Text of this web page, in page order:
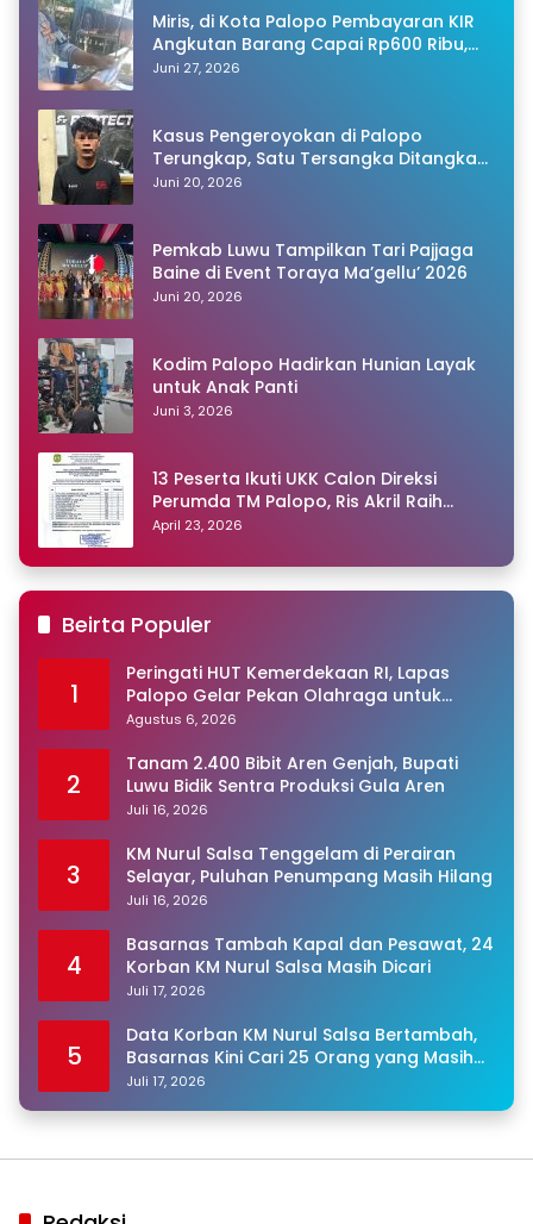
Miris, di Kota Palopo Pembayaran KIR
Angkutan Barang Capai Rp600 Ribu,
Warganet Pertanyakan Dugaan Pungli
Juni 27, 2026
Kasus Pengeroyokan di Palopo
Terungkap, Satu Tersangka Ditangkap
Polisi
Juni 20, 2026
Pemkab Luwu Tampilkan Tari Pajjaga
Baine di Event Toraya Ma’gellu’ 2026
Juni 20, 2026
Kodim Palopo Hadirkan Hunian Layak
untuk Anak Panti
Juni 3, 2026
13 Peserta Ikuti UKK Calon Direksi
Perumda TM Palopo, Ris Akril Raih
Peringkat Pertama
April 23, 2026
Beirta Populer
1
Peringati HUT Kemerdekaan RI, Lapas
Palopo Gelar Pekan Olahraga untuk
Warga Binaan
Agustus 6, 2026
2
Tanam 2.400 Bibit Aren Genjah, Bupati
Luwu Bidik Sentra Produksi Gula Aren
Juli 16, 2026
3
KM Nurul Salsa Tenggelam di Perairan
Selayar, Puluhan Penumpang Masih Hilang
Juli 16, 2026
4
Basarnas Tambah Kapal dan Pesawat, 24
Korban KM Nurul Salsa Masih Dicari
Juli 17, 2026
5
Data Korban KM Nurul Salsa Bertambah,
Basarnas Kini Cari 25 Orang yang Masih
Hilang
Juli 17, 2026